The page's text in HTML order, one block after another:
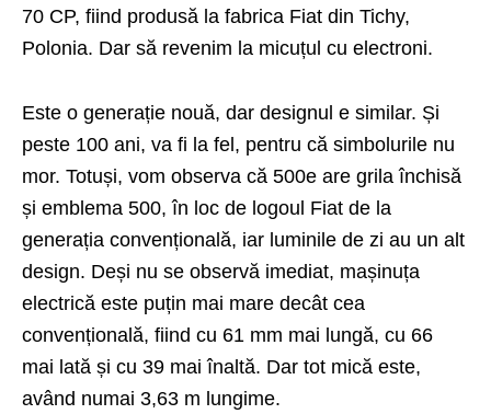
70 CP, fiind produsă la fabrica Fiat din Tichy,
Polonia. Dar să revenim la micuțul cu electroni.
Este o generație nouă, dar designul e similar. Și
peste 100 ani, va fi la fel, pentru că simbolurile nu
mor. Totuși, vom observa că 500e are grila închisă
și emblema 500, în loc de logoul Fiat de la
generația convențională, iar luminile de zi au un alt
design. Deși nu se observă imediat, mașinuța
electrică este puțin mai mare decât cea
convențională, fiind cu 61 mm mai lungă, cu 66
mai lată și cu 39 mai înaltă. Dar tot mică este,
având numai 3,63 m lungime.